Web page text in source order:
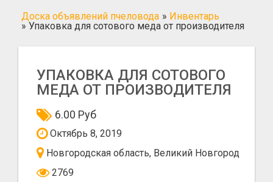
Поиск
Доска объявлений пчеловода » Инвентарь
» Упаковка для сотового меда от производителя
УПАКОВКА ДЛЯ СОТОВОГО
МЕДА ОТ ПРОИЗВОДИТЕЛЯ
6.00 Руб
Октябрь 8, 2019
Новгородская область, Великий Новгород
2769